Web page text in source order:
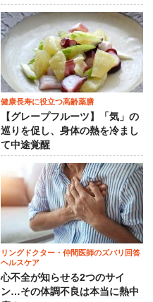
健康長寿に役立つ高齢薬膳
【グレープフルーツ】「気」の
巡りを促し、身体の熱を冷まし
て中途覚醒
リングドクター・仲間医師のズバリ回答
ヘルスケア
心不全が知らせる2つのサイ
ン…その体調不良は本当に熱中